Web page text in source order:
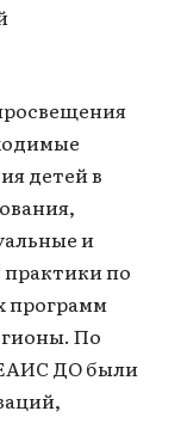
детей в
и
по
программ
По
ЕАИС ДО были